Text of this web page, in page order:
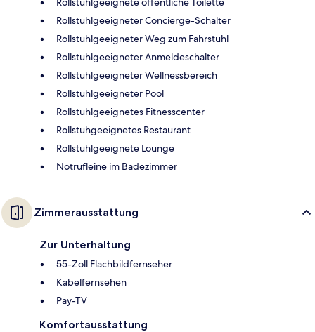
Rollstuhlgeeigneter Concierge-Schalter
Rollstuhlgeeigneter Weg zum Fahrstuhl
Rollstuhlgeeigneter Anmeldeschalter
Rollstuhlgeeigneter Wellnessbereich
Rollstuhlgeeigneter Pool
Rollstuhlgeeignetes Fitnesscenter
Rollstuhgeeignetes Restaurant
Rollstuhlgeeignete Lounge
Notrufleine im Badezimmer
Zimmerausstattung
Zur Unterhaltung
55-Zoll Flachbildfernseher
Kabelfernsehen
Pay-TV
Komfortausstattung